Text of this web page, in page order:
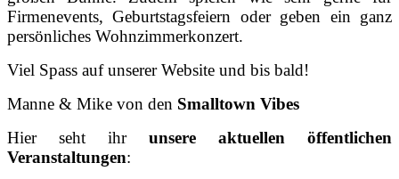
Firmenevents, Geburtstagsfeiern oder geben ein ganz
persönliches Wohnzimmerkonzert.
Viel Spass auf unserer Website und bis bald!
Manne & Mike von den Smalltown Vibes
Hier seht ihr unsere aktuellen öffentlichen
Veranstaltungen: